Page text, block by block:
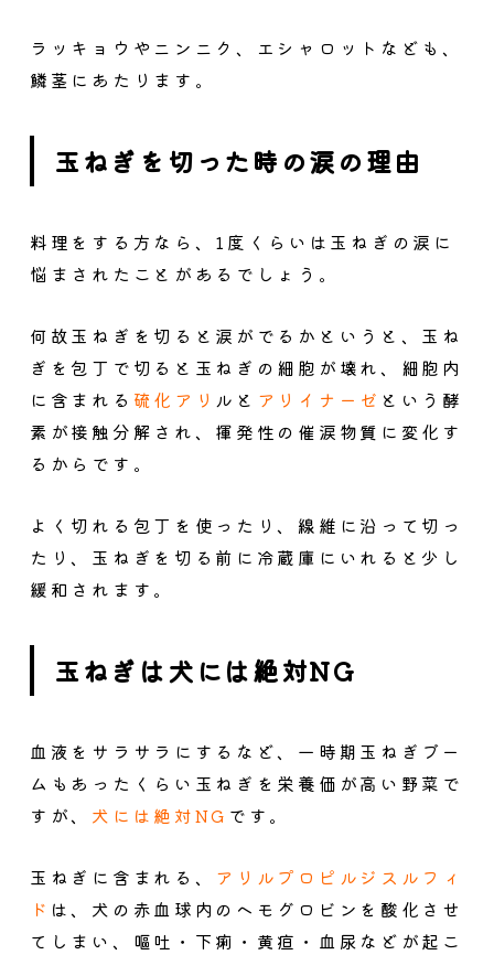
ラッキョウやニンニク、エシャロットなども、
鱗茎にあたります。
玉ねぎを切った時の涙の理由
料理をする方なら、1度くらいは玉ねぎの涙に
悩まされたことがあるでしょう。
何故玉ねぎを切ると涙がでるかというと、玉ね
ぎを包丁で切ると玉ねぎの細胞が壊れ、細胞内
に含まれる 硫化アリ ルと アリイナーゼ という酵
素が接触分解され、揮発性の催涙物質に変化す
るからです。
よく切れる包丁を使ったり、線維に沿って切っ
たり、玉ねぎを切る前に冷蔵庫にいれると少し
緩和されます。
玉ねぎは犬には絶対NG
血液をサラサラにするなど、一時期玉ねぎブー
ムもあったくらい玉ねぎを栄養価が高い野菜で
すが、 犬には絶対NG です。
玉ねぎに含まれる、 アリルプロピルジスルフィ
ド は、犬の赤血球内のヘモグロビンを酸化させ
てしまい、嘔吐・下痢・黄疸・血尿などが起こ